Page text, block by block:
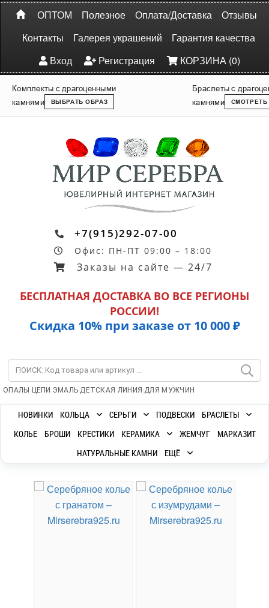
ОПТОМ Полезное Оплата/Доставка
Отзывы
Контакты
Галерея украшений
Гарантия качества
Вход
Регистрация КОРЗИНА (0)
Комплекты с драгоценными
камнями
ВЫБРАТЬ ОБРАЗ
Браслеты с
камнями
СМОТРЕТЬ
+7(915)292-07-00
Офис: ПН-ПТ 09:00 – 18:00
Заказы на сайте — 24/7
БЕСПЛАТНАЯ ДОСТАВКА ВО ВСЕ РЕГИОНЫ
РОССИИ!
Скидка 10% при заказе от 10 000 ₽
ОПАЛЫ | ЦЕПИ |ЭМАЛЬ|ДЕТСКАЯ ЛИНИЯ |ДЛЯ МУЖЧИН
НОВИНКИ КОЛЬЦА СЕРЬГИ ПОДВЕСКИ
БРАСЛЕТЫ
КОЛЬЕ
БРОШИ КРЕСТИКИ КЕРАМИКА ЖЕМЧУГ
МАРКАЗИТ
НАТУРАЛЬНЫЕ КАМНИ
ЕЩЁ